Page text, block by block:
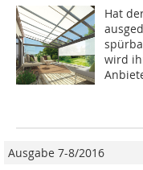
Hat
wird
Ausgabe 7-8/2016